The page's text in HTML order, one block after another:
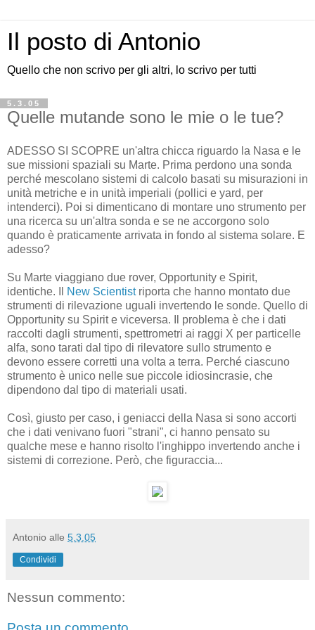
Il posto di Antonio
Quello che non scrivo per gli altri, lo scrivo per tutti
5.3.05
Quelle mutande sono le mie o le tue?
ADESSO SI SCOPRE un'altra chicca riguardo la Nasa e le
sue missioni spaziali su Marte. Prima perdono una sonda
perché mescolano sistemi di calcolo basati su misurazioni in
unità metriche e in unità imperiali (pollici e yard, per
intenderci). Poi si dimenticano di montare uno strumento per
una ricerca su un'altra sonda e se ne accorgono solo
quando è praticamente arrivata in fondo al sistema solare. E
adesso?
Su Marte viaggiano due rover, Opportunity e Spirit,
identiche. Il
New Scientistriporta che hanno montato due
strumenti di rilevazione uguali invertendo le sonde. Quello di
Opportunity su Spirit e viceversa. Il problema è che i dati
raccolti dagli strumenti, spettrometri ai raggi X per particelle
alfa, sono tarati dal tipo di rilevatore sullo strumento e
devono essere corretti una volta a terra. Perché ciascuno
strumento è unico nelle sue piccole idiosincrasie, che
dipendono dal tipo di materiali usati.
Così, giusto per caso, i geniacci della Nasa si sono accorti
che i dati venivano fuori "strani", ci hanno pensato su
qualche mese e hanno risolto l'inghippo invertendo anche i
sistemi di correzione. Però, che figuraccia...
Antonio alle 5.3.05
Condividi
Nessun commento: